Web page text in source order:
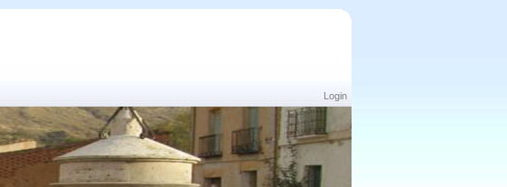
Login